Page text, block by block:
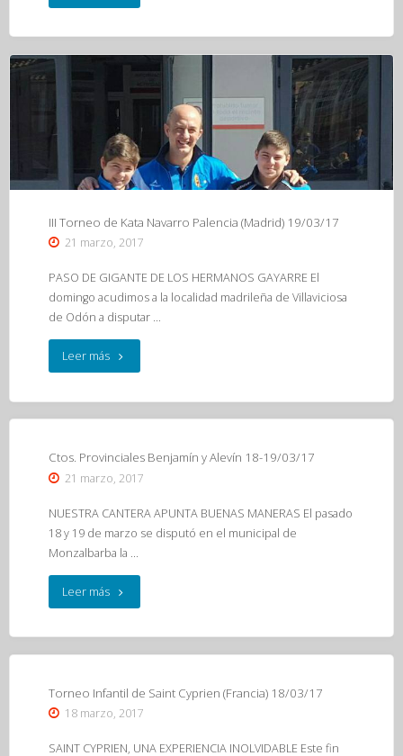
de
promoción
JCZ
–
Colegio
Británico
III Torneo de Kata Navarro Palencia (Madrid) 19/03/17
21 marzo, 2017
PASO DE GIGANTE DE LOS HERMANOS GAYARRE El
domingo acudimos a la localidad madrileña de Villaviciosa
de Odón a disputar …
Leer más"III
de
Kata
Navarro
Palencia
(Madrid)
19/03/17"
Ctos. Provinciales Benjamín y Alevín 18-19/03/17
21 marzo, 2017
NUESTRA CANTERA APUNTA BUENAS MANERAS El pasado
18 y 19 de marzo se disputó en el municipal de
Monzalbarba la …
Leer más"Ctos.
Benjamín
y
Alevín
Torneo Infantil de Saint Cyprien (Francia) 18/03/17
18 marzo, 2017
SAINT CYPRIEN, UNA EXPERIENCIA INOLVIDABLE Este fin